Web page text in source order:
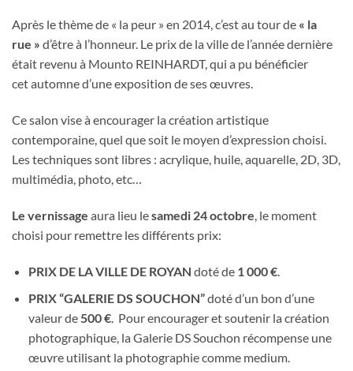
Après le thème de « la peur » en 2014, c’est au tour de « la
rue » d’être à l’honneur. Le prix de la ville de l’année dernière
était revenu à Mounto REINHARDT, qui a pu bénéficier
cet automne d’une exposition de ses œuvres.
Ce salon vise à encourager la création artistique
contemporaine, quel que soit le moyen d’expression choisi.
Les techniques sont libres : acrylique, huile, aquarelle, 2D, 3D,
multimédia, photo, etc…
Le vernissage aura lieu lesamedi 24 octobre, le moment
choisi pour remettre les différents prix:
PRIX DE LA VILLE DE ROYAN doté de 1 000 €.
PRIX “GALERIE DS SOUCHON”doté d’un bon d’une
valeur de500 €. Pour encourager et soutenir la création
photographique, la Galerie DS Souchon récompense une
œuvre utilisant la photographie comme medium.